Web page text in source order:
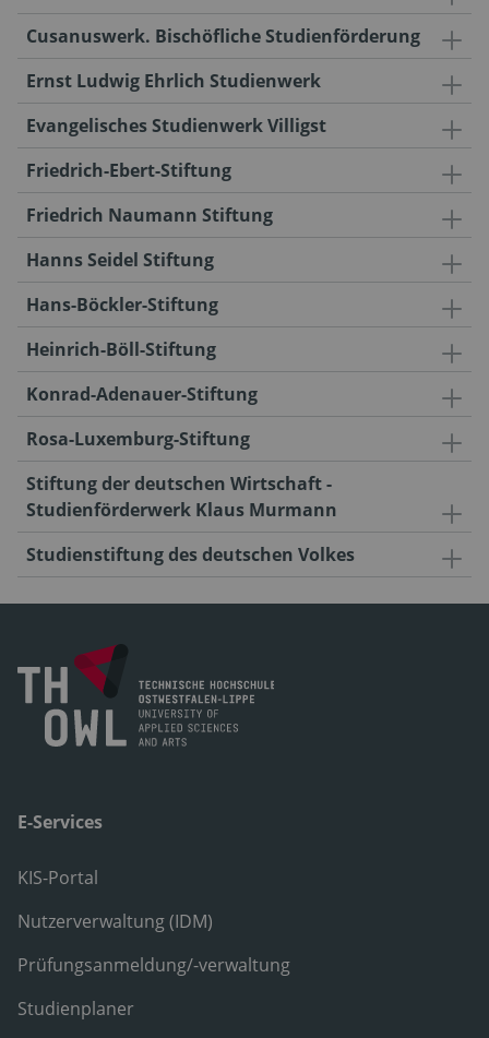
Cusanuswerk. Bischöfliche Studienförderung
Ernst Ludwig Ehrlich Studienwerk
Evangelisches Studienwerk Villigst
Friedrich-Ebert-Stiftung
Friedrich Naumann Stiftung
Hanns Seidel Stiftung
Hans-Böckler-Stiftung
Heinrich-Böll-Stiftung
Konrad-Adenauer-Stiftung
Rosa-Luxemburg-Stiftung
Stiftung der deutschen Wirtschaft -
Studienförderwerk Klaus Murmann
Studienstiftung des deutschen Volkes
E-Services
KIS-Portal
Nutzerverwaltung (IDM)
Prüfungsanmeldung/-verwaltung
Studienplaner